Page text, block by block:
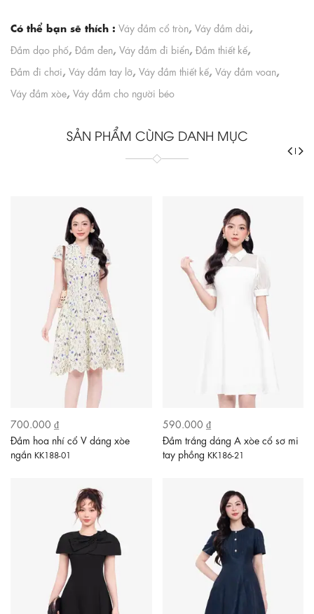
Có thể bạn sẽ thích : Váy đầm cổ tròn, Váy đầm dài,
Đầm dạo phố, Đầm đen, Váy đầm đi biển, Đầm thiết kế,
Đầm đi chơi, Váy đầm tay lỡ, Váy đầm thiết kế, Váy đầm voan,
Váy đầm xòe, Váy đầm cho người béo
SẢN PHẨM CÙNG DANH MỤC
700.000 ₫
Đầm hoa nhí cổ V dáng xòe
ngắn KK188-01
590.000 ₫
Đầm trắng dáng A xòe cổ sơ mi
tay phồng KK186-21